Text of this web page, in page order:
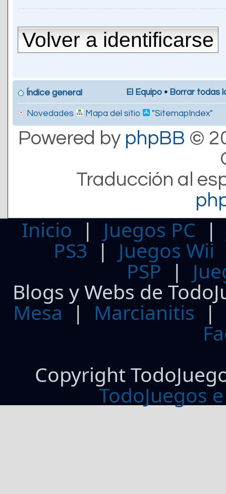
Volver a identificarse
Índice general El Equipo • Borrar todas
Novedades Mapa del sitio "SitemapIndex"
Powered by phpBB ©
Traducción al
Inicio | Juegos PC
PS3| Juegos Wii
PSP |
Blogs y Webs de
Mesa | Marcianitis |
Copyright
TodoJuegos